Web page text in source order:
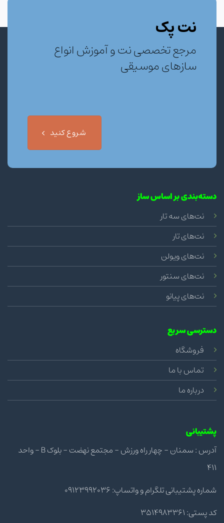
نت پک
مرجع تخصصی نت و آموزش انواع
سازهای موسیقی
شروع کنید
دسته‌بندی بر اساس ساز
نت‌های سه تار
نت‌های تار
نت‌های ویولن
نت‌های سنتور
نت‌های پیانو
دسترسی سریع
فروشگاه
تماس با ما
درباره ما
پشتیبانی
آدرس : سمنان - چهار راه ورزش - مجتمع نهضت - بلوک B - واحد
411
شماره پشتیبانی تلگرام و واتساپ: 09123992036
کد پستی: 3514983361